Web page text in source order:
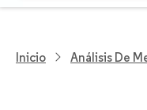
Inicio Análisis De